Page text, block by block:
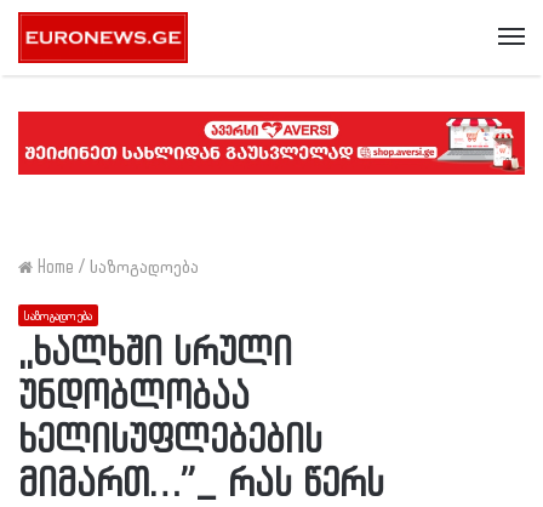
Home / საზოგადოება
საზოგადოება
,,ხალხში სრული
უნდობლობაა
ხელისუფლებების
მიმართ…”_ რას წერს